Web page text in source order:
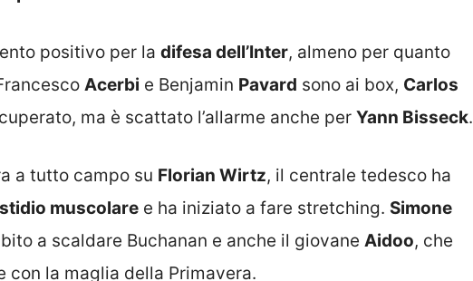
positivo per la difesa dell’Inter, almeno per quanto
Acerbi e Benjamin Pavard sono ai box, Carlos
ma è scattato l’allarme anche per Yann Bisseck.
a tutto campo su Florian Wirtz, il centrale tedesco ha
muscolare e ha iniziato a fare stretching. Simone
a scaldare Buchanan e anche il giovane Aidoo, che
con la maglia della Primavera.